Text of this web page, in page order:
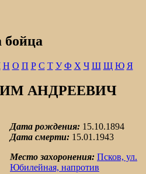
бойца
Н О П Р С Т У Ф Х Ч Ш Щ Ю Я
АНДРЕЕВИЧ
Дата рождения: 15.10.1894
Дата смерти: 15.01.1943
Место захоронения: Псков, ул.
Юбилейная, напротив